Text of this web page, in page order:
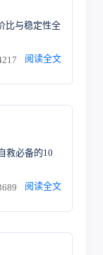
比与稳定性全
阅读全文
救必备的10
阅读全文